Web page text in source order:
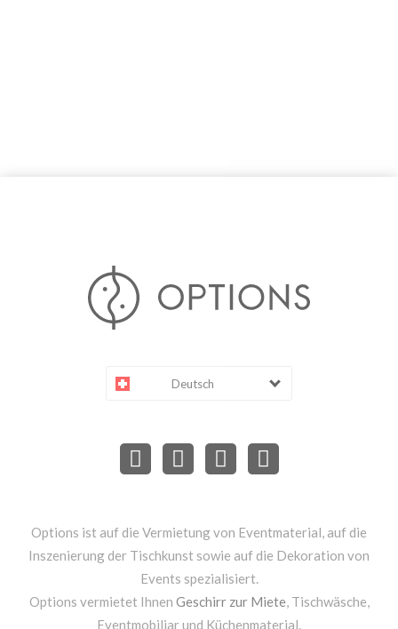
Deutsch
Options ist auf die Vermietung von Eventmaterial, auf die
Inszenierung der Tischkunst sowie auf die Dekoration von
Events spezialisiert.
Options vermietet Ihnen Geschirr zur Miete, Tischwäsche,
Eventmobiliar und Küchenmaterial.